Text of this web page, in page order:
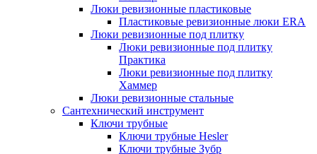
Люки ревизионные пластиковые
Пластиковые ревизионные люки ERA
Люки ревизионные под плитку
Люки ревизионные под плитку
Практика
Люки ревизионные под плитку
Хаммер
Люки ревизионные стальные
Сантехнический инструмент
Ключи трубные
Ключи трубные Hesler
Ключи трубные Зубр